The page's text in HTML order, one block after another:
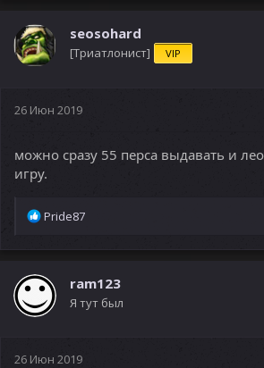
seosohard
[Триатлонист] VIP
26 Июн 2019
можно сразу 55 перса выдавать и
игру.
Р
а
ц
и
и
Pride87
ram123
Я тут был
26 Июн 2019